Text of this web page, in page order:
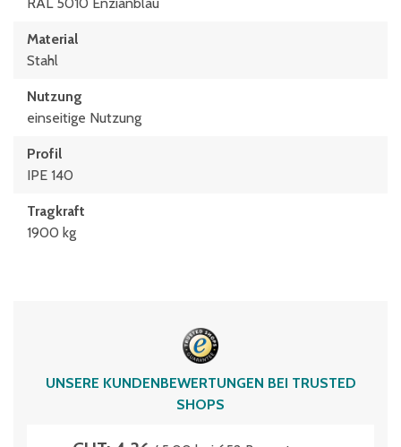
Material
Stahl
Nutzung
einseitige Nutzung
Profil
IPE 140
Tragkraft
1900 kg
UNSERE KUNDENBEWERTUNGEN BEI TRUSTED
SHOPS